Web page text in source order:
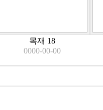
목재 18
0000-00-00